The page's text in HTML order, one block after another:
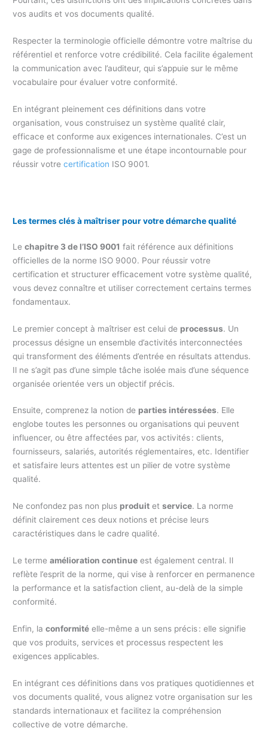
vos audits et vos documents qualité.
Respecter la terminologie officielle démontre votre maîtrise du
référentiel et renforce votre crédibilité. Cela facilite également
la communication avec l’auditeur, qui s’appuie sur le même
vocabulaire pour évaluer votre conformité.
En intégrant pleinement ces définitions dans votre
organisation, vous construisez un système qualité clair,
efficace et conforme aux exigences internationales. C’est un
gage de professionnalisme et une étape incontournable pour
réussir votrecertification ISO 9001.
Les termes clés à maîtriser pour votre démarche qualité
Lechapitre 3 de l’ISO 9001 fait référence aux définitions
officielles de la norme ISO 9000. Pour réussir votre
certification et structurer efficacement votre système qualité,
vous devez connaître et utiliser correctement certains termes
fondamentaux.
Le premier concept à maîtriser est celui de processus. Un
processus désigne un ensemble d’activités interconnectées
qui transforment des éléments d’entrée en résultats attendus.
Il ne s’agit pas d’une simple tâche isolée mais d’une séquence
organisée orientée vers un objectif précis.
Ensuite, comprenez la notion de parties intéressées. Elle
englobe toutes les personnes ou organisations qui peuvent
influencer, ou être affectées par, vos activités : clients,
fournisseurs, salariés, autorités réglementaires, etc. Identifier
et satisfaire leurs attentes est un pilier de votre système
qualité.
Ne confondez pas non plus produit etservice. La norme
définit clairement ces deux notions et précise leurs
caractéristiques dans le cadre qualité.
Le termeamélioration continue est également central. Il
reflète l’esprit de la norme, qui vise à renforcer en permanence
la performance et la satisfaction client, au-delà de la simple
conformité.
Enfin, laconformité elle-même a un sens précis : elle signifie
que vos produits, services et processus respectent les
exigences applicables.
En intégrant ces définitions dans vos pratiques quotidiennes et
vos documents qualité, vous alignez votre organisation sur les
standards internationaux et facilitez la compréhension
collective de votre démarche.